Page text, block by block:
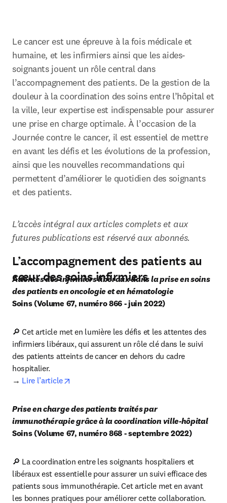
Le cancer est une épreuve à la fois médicale et
humaine, et les infirmiers ainsi que les aides-
soignants jouent un rôle central dans
l’accompagnement des patients. De la gestion de la
douleur à la coordination des soins entre l’hôpital et
la ville, leur expertise est indispensable pour assurer
une prise en charge optimale. À l’occasion de la
Journée contre le cancer, il est essentiel de mettre
en avant les défis et les évolutions de la profession,
ainsi que les nouvelles recommandations qui
permettent d’améliorer le quotidien des soignants
et des patients.
L’accès intégral aux articles complets et aux
futures publications est réservé aux abonnés.
L’accompagnement des patients au
cœur des soins infirmiers
Attentes des infirmiers libéraux dans la prise en soins
Soins (Volume 67, numéro 866 - juin 2022)
🔎 Cet article met en lumière les défis et les attentes des
infirmiers libéraux, qui assurent un rôle clé dans le suivi
des patients atteints de cancer en dehors du cadre
hospitalier.
→ Lire l’article
Prise en charge des patients traités par
immunothérapie grâce à la coordination ville-hôpital
Soins (Volume 67, numéro 868 - septembre 2022)
🔎 La coordination entre les soignants hospitaliers et
libéraux est essentielle pour assurer un suivi efficace des
patients sous immunothérapie. Cet article met en avant
les bonnes pratiques pour améliorer cette collaboration.